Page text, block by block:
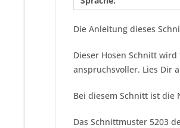
Die Anleitung dieses
Dieser Hosen Schnitt
anspruchsvoller. Lies Dir
Bei diesem Schnitt ist die
Das Schnittmuster 5203